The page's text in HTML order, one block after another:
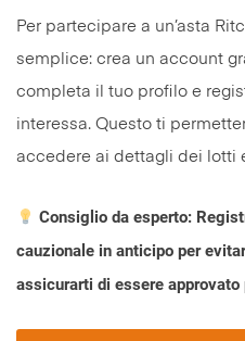
Per partecipare a un’asta
semplice: crea un account
completa il tuo profilo e
interessa. Questo ti
accedere ai dettagli dei lotti
Consiglio da esperto:
cauzionale in anticipo per
assicurarti di essere approvato